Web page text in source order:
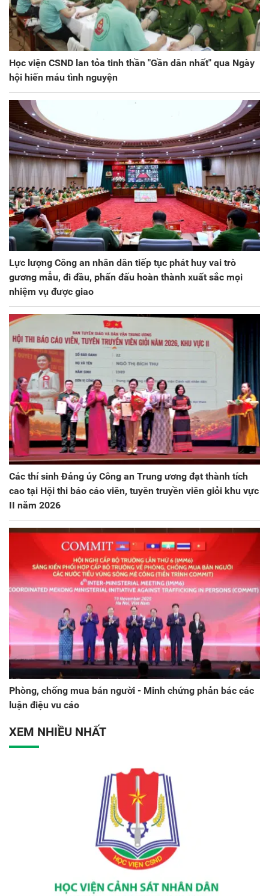
Học viện CSND lan tỏa tinh thần "Gần dân nhất" qua Ngày
hội hiến máu tình nguyện
Lực lượng Công an nhân dân tiếp tục phát huy vai trò
gương mẫu, đi đầu, phấn đấu hoàn thành xuất sắc mọi
nhiệm vụ được giao
Các thí sinh Đảng ủy Công an Trung ương đạt thành tích
cao tại Hội thi báo cáo viên, tuyên truyền viên giỏi khu vực
II năm 2026
Phòng, chống mua bán người - Minh chứng phản bác các
luận điệu vu cáo
XEM NHIỀU NHẤT